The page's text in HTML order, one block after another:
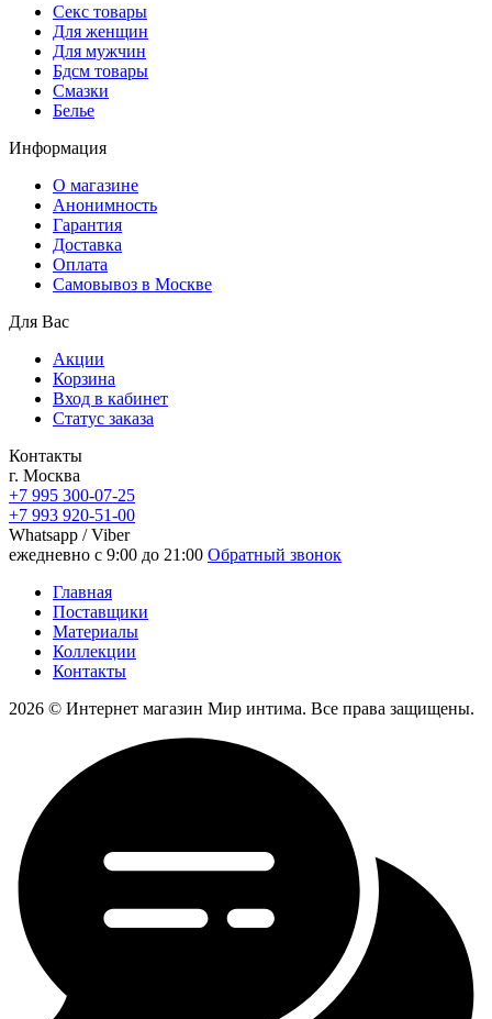
Секс товары
Для женщин
Для мужчин
Бдсм товары
Смазки
Белье
Информация
О магазине
Анонимность
Гарантия
Доставка
Oплата
Самовывоз в Москве
Для Вас
Акции
Корзина
Вход в кабинет
Статус заказа
Контакты
г. Москва
+7 995 300-07-25
+7 993 920-51-00
Whatsapp / Viber
ежедневно с 9:00 до 21:00 Обратный звонок
Главная
Поставщики
Материалы
Коллекции
Контакты
2026 © Интернет магазин Мир интима. Все права защищены.